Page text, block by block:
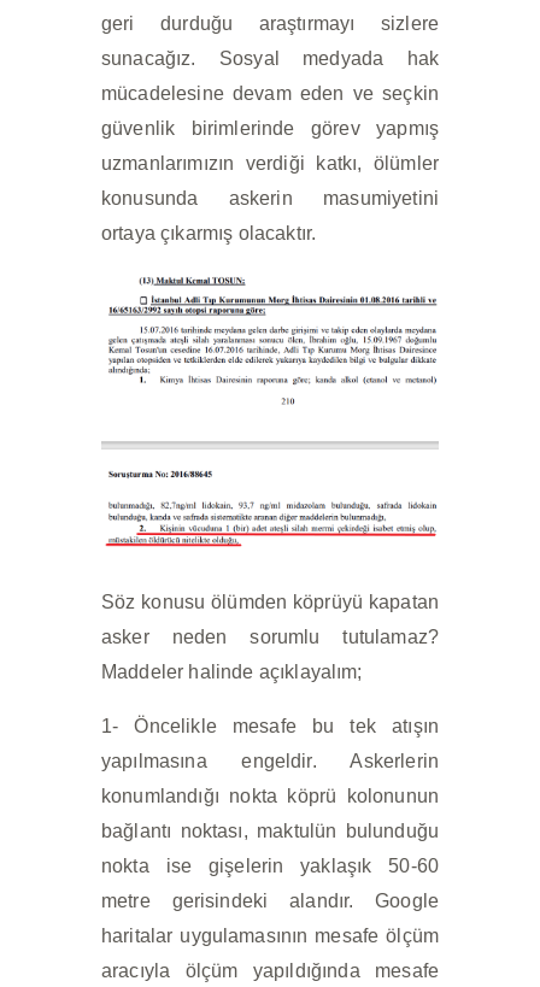
geri durduğu araştırmayı sizlere
sunacağız. Sosyal medyada hak
mücadelesine devam eden ve seçkin
güvenlik birimlerinde görev yapmış
uzmanlarımızın verdiği katkı, ölümler
konusunda askerin masumiyetini
ortaya çıkarmış olacaktır.
Söz konusu ölümden köprüyü kapatan
asker neden sorumlu tutulamaz?
Maddeler halinde açıklayalım;
1- Öncelikle mesafe bu tek atışın
yapılmasına engeldir. Askerlerin
konumlandığı nokta köprü kolonunun
bağlantı noktası, maktulün bulunduğu
nokta ise gişelerin yaklaşık 50-60
metre gerisindeki alandır. Google
haritalar uygulamasının mesafe ölçüm
aracıyla ölçüm yapıldığında mesafe